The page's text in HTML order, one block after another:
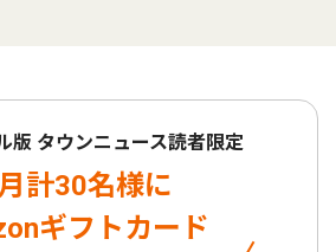
版 タウンニュース読者限定
計30名様に
ギフトカード